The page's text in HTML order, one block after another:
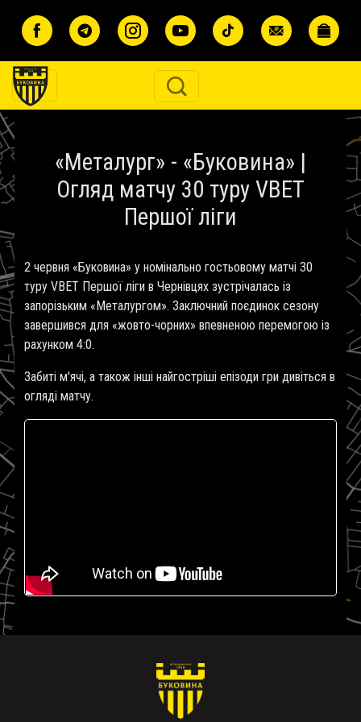
«Металург» - «Буковина» |
Огляд матчу 30 туру VBET
Першої ліги
2 червня «Буковина» у номінально гостьовому матчі 30
туру VBET Першої ліги в Чернівцях зустрічалась із
запорізьким «Металургом». Заключний поєдинок сезону
завершився для «жовто-чорних» впевненою перемогою із
рахунком 4:0.
Забиті м'ячі, а також інші найгостріші епізоди гри дивіться в
огляді матчу.